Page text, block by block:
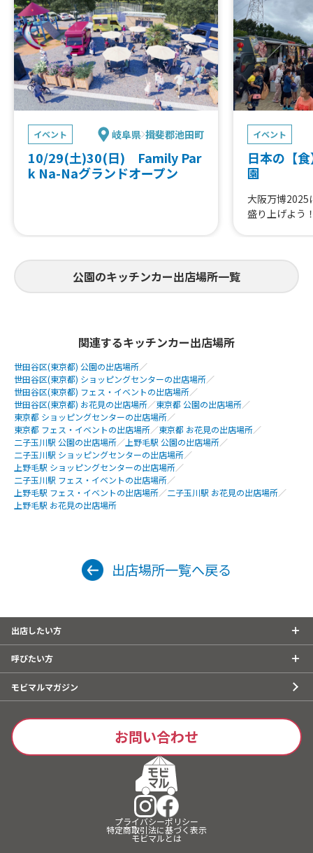
イベント 岐阜県 揖斐郡池田町
10/29(土)30(日) Family Par
k Na-Naグランドオープン
イベント
日本の【
園
大阪万博2025
盛り上げよう
公園のキッチンカー出店場所一覧
関連するキッチンカー出店場所
世田谷区(東京都) 公園の出店場所／
世田谷区(東京都) ショッピングセンターの出店場所／
世田谷区(東京都) フェス・イベントの出店場所／
世田谷区(東京都) お花見の出店場所／東京都 公園の出店場所／
東京都 ショッピングセンターの出店場所／
東京都 フェス・イベントの出店場所／東京都 お花見の出店場所／
二子玉川駅 公園の出店場所／ 上野毛駅 公園の出店場所／
二子玉川駅 ショッピングセンターの出店場所／
上野毛駅 ショッピングセンターの出店場所／
二子玉川駅 フェス・イベントの出店場所／
上野毛駅 フェス・イベントの出店場所／二子玉川駅 お花見の出店場所／
上野毛駅 お花見の出店場所
出店場所一覧へ戻る
出店したい方
呼びたい方
モビマルマガジン
お問い合わせ
プライバシーポリシー
特定商取引法に基づく表示
モビマルとは